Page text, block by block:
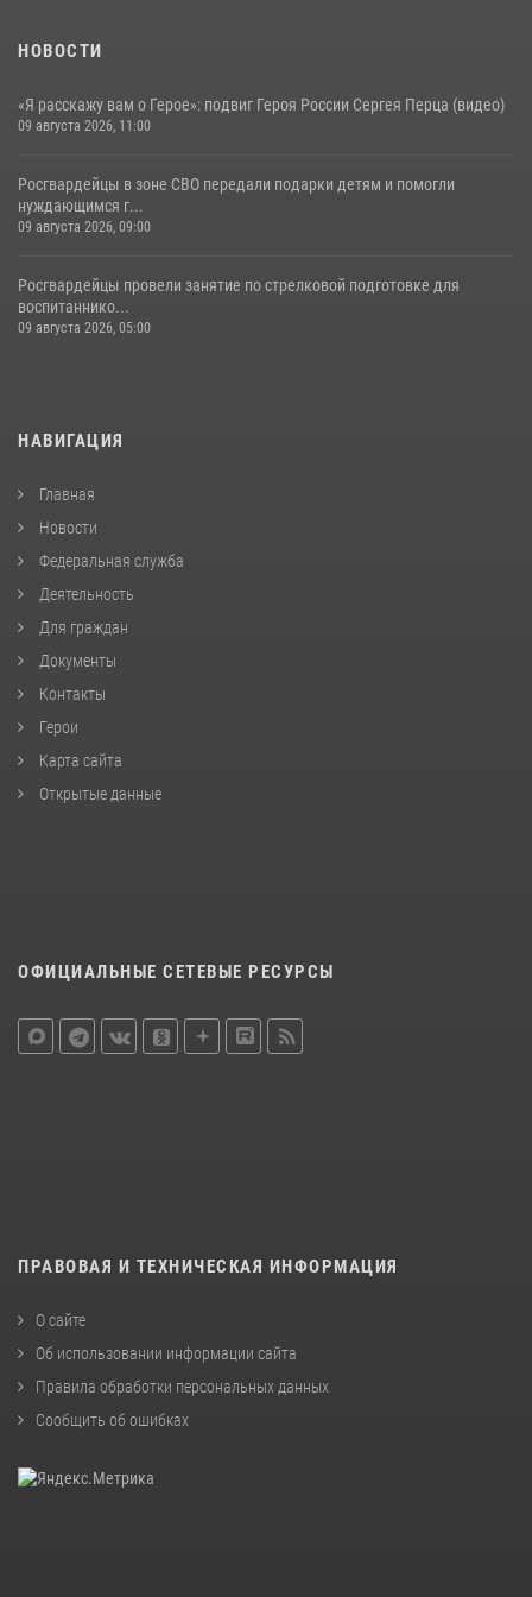
НОВОСТИ
«Я расскажу вам о Герое»: подвиг Героя России Сергея Перца (видео)
09 августа 2026, 11:00
Росгвардейцы в зоне СВО передали подарки детям и помогли
нуждающимся г...
09 августа 2026, 09:00
Росгвардейцы провели занятие по стрелковой подготовке для
воспитаннико...
09 августа 2026, 05:00
НАВИГАЦИЯ
Главная
Новости
Федеральная служба
Деятельность
Для граждан
Документы
Контакты
Герои
Карта сайта
Открытые данные
ОФИЦИАЛЬНЫЕ СЕТЕВЫЕ РЕСУРСЫ
ПРАВОВАЯ И ТЕХНИЧЕСКАЯ ИНФОРМАЦИЯ
О сайте
Об использовании информации сайта
Правила обработки персональных данных
Сообщить об ошибках